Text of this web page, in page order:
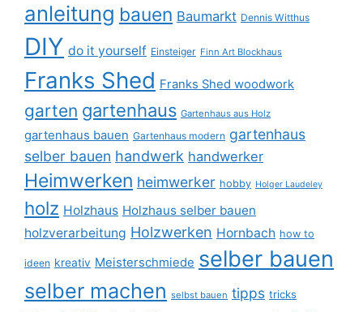
anleitung bauen Baumarkt Dennis Witthus
DIY do it yourself Einsteiger Finn Art Blockhaus
Franks Shed Franks Shed woodwork
garten gartenhaus Gartenhaus aus Holz
gartenhaus bauen Gartenhaus modern gartenhaus
selber bauen handwerk handwerker
Heimwerken heimwerker hobby Holger Laudeley
holz Holzhaus Holzhaus selber bauen
holzverarbeitung Holzwerken Hornbach how to
ideen kreativ Meisterschmiede selber bauen
selber machen selbst bauen tipps tricks